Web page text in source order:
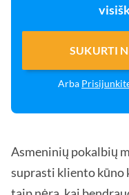
SUKURTI
Arba
Asmeninių pokalbių
suprasti kliento kūno